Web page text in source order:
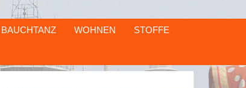
BAUCHTANZ WOHNEN STOFFE